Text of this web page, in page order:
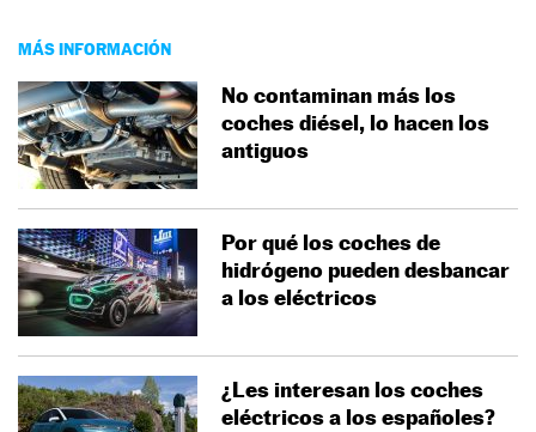
MÁS INFORMACIÓN
No contaminan más los
coches diésel, lo hacen los
antiguos
Por qué los coches de
hidrógeno pueden desbancar
a los eléctricos
¿Les interesan los coches
eléctricos a los españoles?